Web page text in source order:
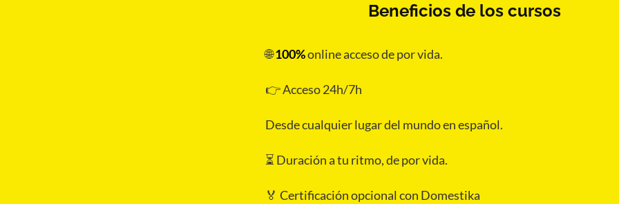
Beneficios de los cursos
🌐100%online acceso de por vida.
👉 Acceso 24h/7h
Desde cualquier lugar del mundo en español.
⏳ Duración a tu ritmo, de por vida.
🏅 Certificación opcional con Domestika